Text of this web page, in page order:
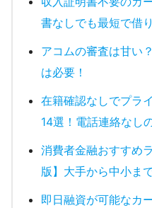
書なしでも最短で借
アコムの審査は甘い
は必要！
在籍確認なしでプラ
14選！電話連絡なし
消費者金融おすすめ
版】大手から中小ま
即日融資が可能なカ